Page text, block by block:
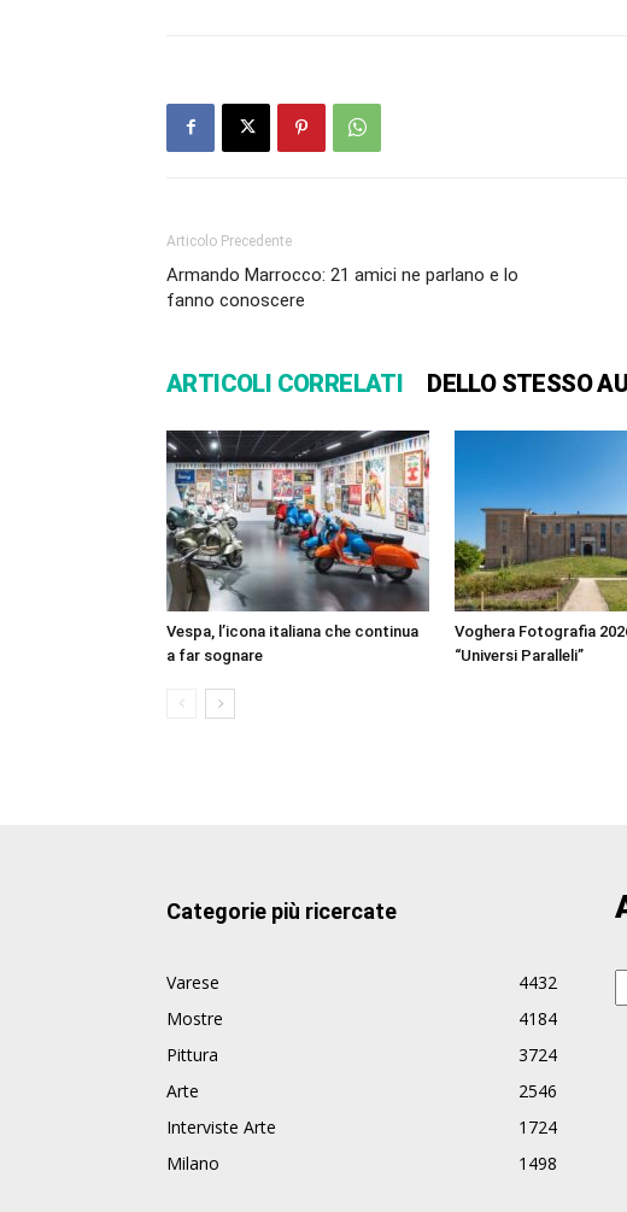
Articolo Precedente
Armando Marrocco: 21 amici ne parlano e lo
fanno conoscere
ARTICOLI CORRELATI DELLO STESSO
Vespa, l’icona italiana che continua
a far sognare
Voghera Fotografia
“Universi Paralleli”
Categorie più ricercate
Varese
4432
Mostre
4184
Pittura
3724
Arte
2546
Interviste Arte
1724
Milano
1498